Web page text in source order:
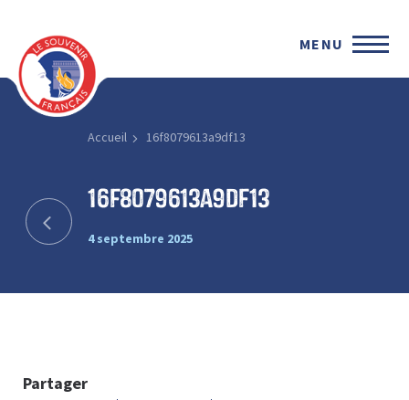
MENU
Accueil 16f8079613a9df13
16f8079613a9df13
4 septembre 2025
Partager